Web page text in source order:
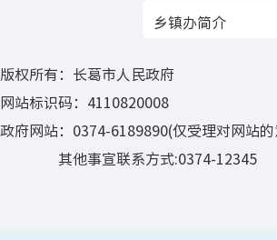
乡镇办简介
版权所有：长葛市人民政府
网站标识码：4110820008
政府网站：0374-6189890(仅受理对网站
其他事宣联系方式:0374-12345